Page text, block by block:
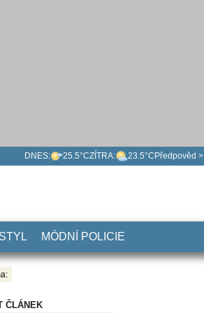
DNES: 25.5°CZÍTRA: 23.5°C Předpověd >
MÓDNÍ POLICIE
ČLÁNEK